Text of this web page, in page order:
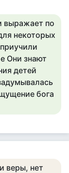
выражает по
некоторых
Они знают
детей
бога
веры, нет